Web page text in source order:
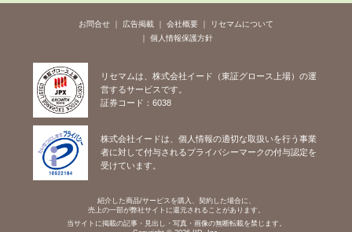
お問合せ 広告掲載 会社概要
リセマムについて
個人情報保護方針
リセマムは、株式会社イード（東証グロース上場）の運
営するサービスです。
証券コード：6038
株式会社イードは、個人情報の適切な取扱いを行う事業
者に対して付与されるプライバシーマークの付与認定を
受けています。
紹介した商品/サービスを購入、契約した場合に、
売上の一部が弊社サイトに還元されることがあります。
当サイトに掲載の記事・見出し・写真・画像の無断転載を禁じます。